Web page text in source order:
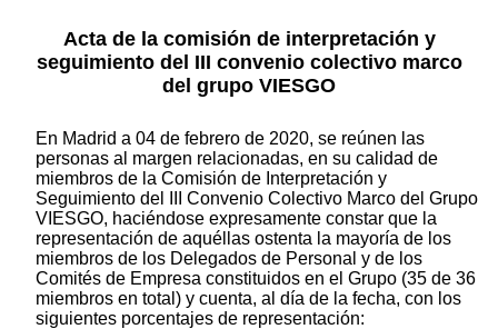
Acta de la comisión de interpretación y
seguimiento del III convenio colectivo marco
del grupo VIESGO
En Madrid a 04 de febrero de 2020, se reúnen las
personas al margen relacionadas, en su calidad de
miembros de la Comisión de Interpretación y
Seguimiento del III Convenio Colectivo Marco del Grupo
VIESGO, haciéndose expresamente constar que la
representación de aquéllas ostenta la mayoría de los
miembros de los Delegados de Personal y de los
Comités de Empresa constituidos en el Grupo (35 de 36
miembros en total) y cuenta, al día de la fecha, con los
siguientes porcentajes de representación: